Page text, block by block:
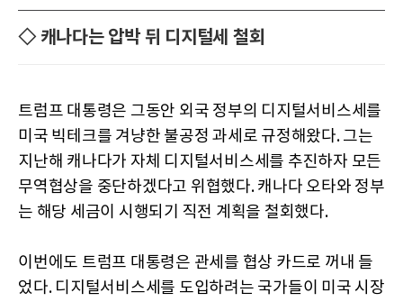
◇ 캐나다는 압박 뒤 디지털세 철회
트럼프 대통령은 그동안 외국 정부의 디지털서비스세를
미국 빅테크를 겨냥한 불공정 과세로 규정해왔다. 그는
지난해 캐나다가 자체 디지털서비스세를 추진하자 모든
무역협상을 중단하겠다고 위협했다. 캐나다 오타와 정부
는 해당 세금이 시행되기 직전 계획을 철회했다.
이번에도 트럼프 대통령은 관세를 협상 카드로 꺼내 들
었다. 디지털서비스세를 도입하려는 국가들이 미국 시장